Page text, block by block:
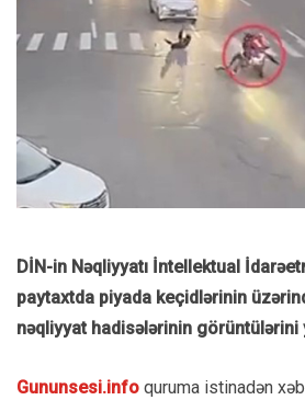
DİN-in Nəqliyyatı İntellektual
paytaxtda piyada keçidlərinin
nəqliyyat hadisələrinin görüntülərini
Gununsesi.info quruma istinadən